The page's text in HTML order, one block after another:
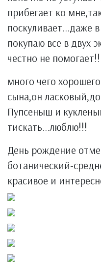
прибегает ко
поскуливает...даже
покупаю все в двух
честно не
много чего
сына,он
Пупсеныш и
тискать...люблю!!!
День рождение
ботанический-
красивое и